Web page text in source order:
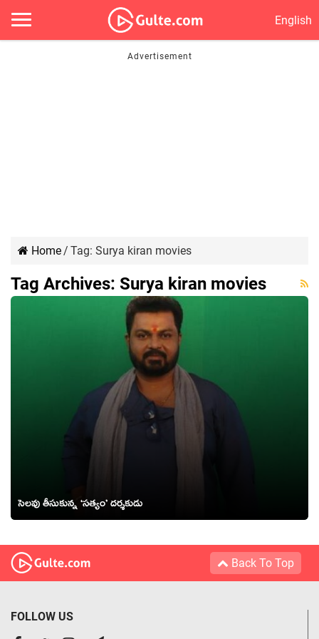
English
Home/ Tag: Surya kiran movies
Tag Archives: Surya kiran movies
సెలవు తీసుకున్న ‘సత్యం’ దర్శకుడు
Back To Top
FOLLOW US